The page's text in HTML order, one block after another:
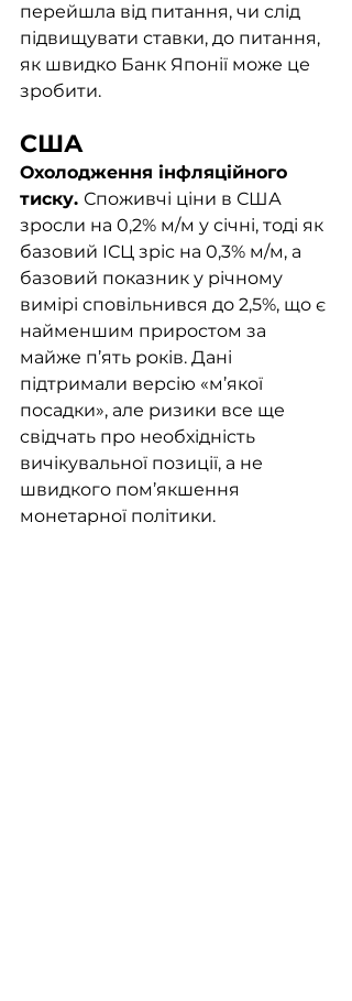
перейшла від питання, чи слід
підвищувати ставки, до питання,
як швидко Банк Японії може це
зробити.
США
Охолодження інфляційного
тиску. Споживчі ціни в США
зросли на 0,2% м/м у січні, тоді як
базовий ІСЦ зріс на 0,3% м/м, а
базовий показник у річному
вимірі сповільнився до 2,5%, що є
найменшим приростом за
майже п’ять років. Дані
підтримали версію «м’якої
посадки», але ризики все ще
свідчать про необхідність
вичікувальної позиції, а не
швидкого пом’якшення
монетарної політики.